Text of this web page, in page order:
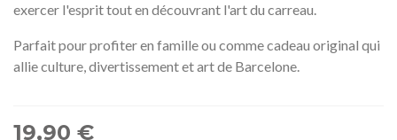
exercer l'esprit tout en découvrant l'art du carreau.
Parfait pour profiter en famille ou comme cadeau original qui
allie culture, divertissement et art de Barcelone.
19,90 €